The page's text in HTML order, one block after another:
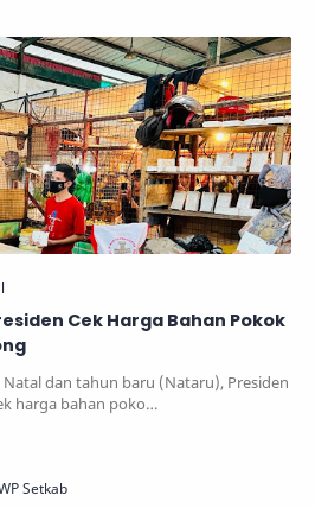
Cek Harga Bahan Pokok
Natal dan tahun baru (Nataru), Presiden
harga bahan poko…